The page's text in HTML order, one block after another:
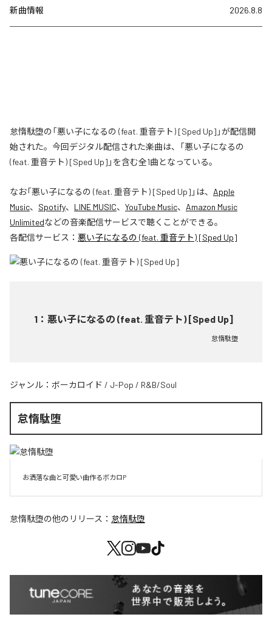
新曲情報 2026.8.8
怠惰駄堕の「悪い子になるの (feat. 重音テト) [Sped Up]」が配信開
始された。今回デジタル配信された楽曲は、「悪い子になるの
(feat. 重音テト) [Sped Up]」を含む全1曲となっている。
なお「悪い子になるの (feat. 重音テト) [Sped Up] 」は、 Apple
Music、 Spotify、 LINE MUSIC、 YouTube Music、 Amazon Music
Unlimitedなどの音楽配信サービスで聴くことができる。
各配信サービス： 悪い子になるの (feat. 重音テト) [Sped Up]
1 ： 悪い子になるの (feat. 重音テト) [Sped Up]
怠惰駄堕
ジャンル： ボーカロイド / J-Pop / R&B/Soul
怠惰駄堕
お洒落な曲と可愛い曲作るボカロP
怠惰駄堕の他のリリース： 怠惰駄堕